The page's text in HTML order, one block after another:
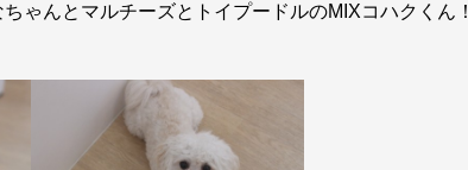
ゃんとマルチーズとトイプードルのMIXコハクくん！